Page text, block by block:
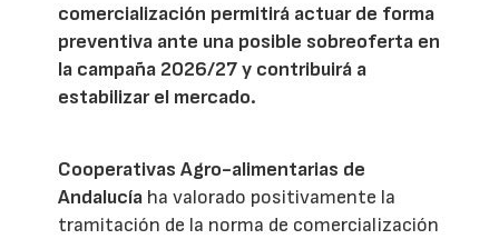
comercialización permitirá actuar de forma
preventiva ante una posible sobreoferta en
la campaña 2026/27 y contribuirá a
estabilizar el mercado.
Cooperativas Agro-alimentarias de
Andalucía ha valorado positivamente la
tramitación de la norma de comercialización